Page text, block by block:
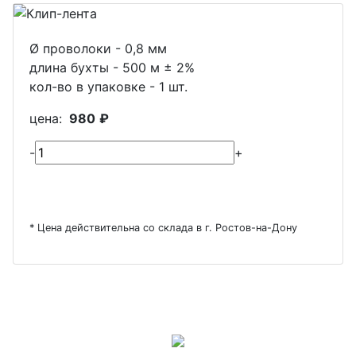
Ø проволоки - 0,8 мм
длина бухты - 500 м ± 2%
кол-во в упаковке - 1 шт.
цена: 980 ₽
- +
* Цена действительна со склада в г. Ростов-на-Дону